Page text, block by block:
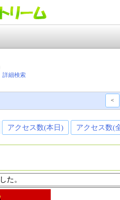
詳細検索
<
アクセス数(本日) アクセス数(
た。